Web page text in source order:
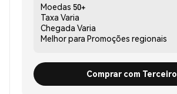
Moedas 50+
Taxa Varia
Chegada Varia
Melhor para Promoções regionais
Comprar com Terceiro